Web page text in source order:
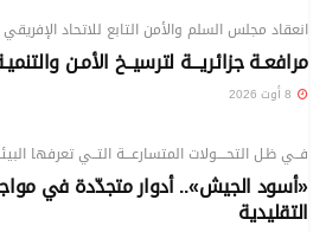
انعقاد مجلس السلم والأمن التابع للاتحاد الإفريقي
مرافعـة جزائريـــة لترسيــخ الأمـن
فــي ظـل التحــــولات المتسارعـــة التــي تعرفها
«أسود الجيش».. أدوار متجدّدة في
التقليدية